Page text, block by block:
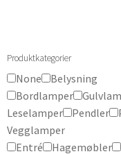
Produktkategorier
None
Belysning
Bordlamper
Leselamper
Pendler
Vegglamper
Entré
Hagemøbler